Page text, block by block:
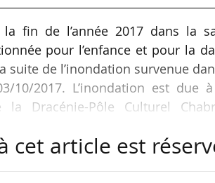
la fin de l’année 2017 dans la
pour l’enfance et pour la
suite de l’inondation survenue
10/2017. L’inondation est due
la Dracénie-Pôle Culturel
lenta » d’Ana Morales les
cet article est